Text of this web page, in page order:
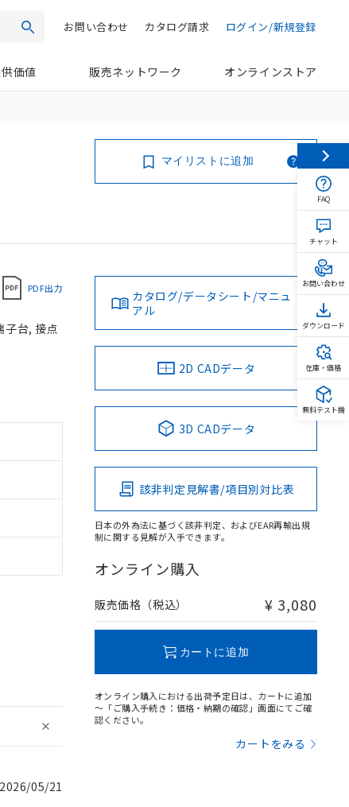
検索 ログイン/新規登録
カタログ請求
お問い合わせ
価値 販売ネットワーク オンラインストア
マイリストに追加
PDF出力
台, 接点
05/21
カタログ/データシート/マニュ
アル
2D CADデータ
3D CADデータ
該非判定見解書/項目別対比表
日本の外為法に基づく該非判定、およびEAR再輸出規
制に関する見解が入手できます。
オンライン購入
販売価格（税込） ¥ 3,080
カートに追加
オンライン購入における出荷予定日は、カートに追加
～「ご購入手続き：価格・納期の確認」画面にてご確
認ください。
カートをみる
FAQ
チャット
お問い合わせ
ダウンロード
在庫・価格
無料テスト機